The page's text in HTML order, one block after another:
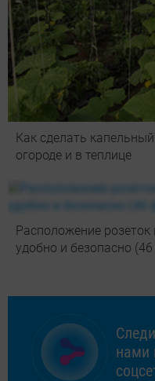
Как сделать
огороде и в теплице
Расположение розеток
удобно и безопасно
нами